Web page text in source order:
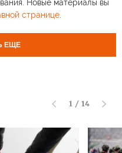
Новые материалы вы
странице.
ЕЩЕ
1 / 14